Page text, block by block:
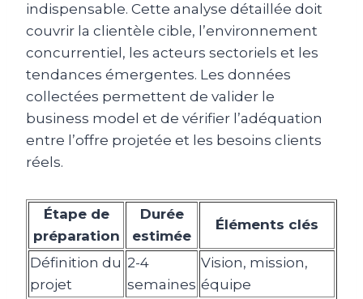
indispensable. Cette analyse détaillée doit
couvrir la clientèle cible, l’environnement
concurrentiel, les acteurs sectoriels et les
tendances émergentes. Les données
collectées permettent de valider le
business model et de vérifier l’adéquation
entre l’offre projetée et les besoins clients
réels.
Étape de
préparation
Durée
estimée
Éléments clés
Définition du
projet
2-4
semaines
Vision, mission,
équipe